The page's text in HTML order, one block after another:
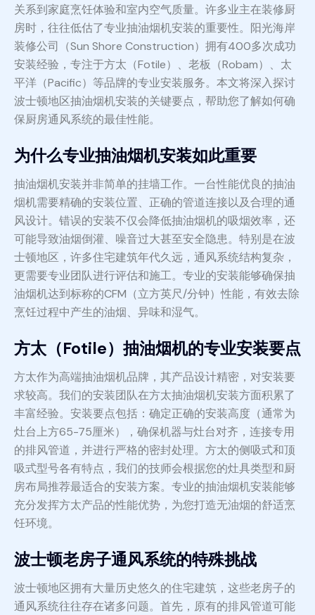
关系到家庭烹饪体验和室内空气质量。许多业主在装修厨
房时，往往低估了专业抽油烟机安装的重要性。阳光海岸
装修公司（Sun Shore Construction）拥有400多次成功
安装经验，专注于方太（Fotile）、老板（Robam）、太
平洋（Pacific）等品牌的专业安装服务。本文将深入探讨
波士顿地区抽油烟机安装的关键要点，帮助您了解如何确
保厨房通风系统的最佳性能。
为什么专业抽油烟机安装如此重要
抽油烟机安装并非简单的挂墙工作。一台性能优良的抽油
烟机需要精确的安装位置、正确的管道连接以及合理的通
风设计。错误的安装不仅会降低抽油烟机的吸烟效率，还
可能导致油烟倒灌、噪音过大甚至安全隐患。特别是在波
士顿地区，许多住宅建筑年代久远，通风系统结构复杂，
更需要专业团队进行评估和施工。专业的安装能够确保抽
油烟机达到标称的CFM（立方英尺/分钟）性能，有效去除
烹饪过程中产生的油烟、异味和湿气。
方太（Fotile）抽油烟机的专业安装要点
方太作为高端抽油烟机品牌，其产品设计精密，对安装要
求较高。我们的安装团队在方太抽油烟机安装方面积累了
丰富经验。安装要点包括：确定正确的安装高度（通常为
灶台上方65-75厘米），确保机器与灶台对齐，连接专用
的排风管道，并进行严格的密封处理。方太的侧吸式和顶
吸式型号各有特点，我们的技师会根据您的灶具类型和厨
房布局推荐最适合的安装方案。专业的抽油烟机安装能够
充分发挥方太产品的性能优势，为您打造无油烟的舒适烹
饪环境。
波士顿老房子通风系统的特殊挑战
波士顿地区拥有大量历史悠久的住宅建筑，这些老房子的
通风系统往往存在诸多问题。首先，原有的排风管道可能